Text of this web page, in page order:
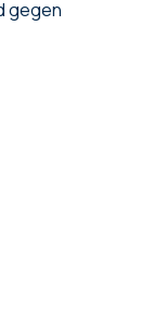
gegen